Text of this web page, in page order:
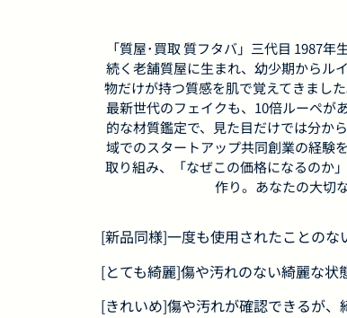
「質屋･買取 質フタバ」三代目 1987
続く老舗質屋に生まれ、幼少期からル
物だけが持つ質感を肌で覚えてきまし
最新世代のフェイクも、10倍ルーペが
的な材質鑑定で、見た目だけでは分か
域でのスタートアップ共同創業の経験
取り組み、「なぜこの価格になるのか
作り。あなたの大切
[新品同様]一度も使用されたことの
[とても綺麗]傷や汚れのない綺麗な状
[きれいめ]傷や汚れが確認できるが、